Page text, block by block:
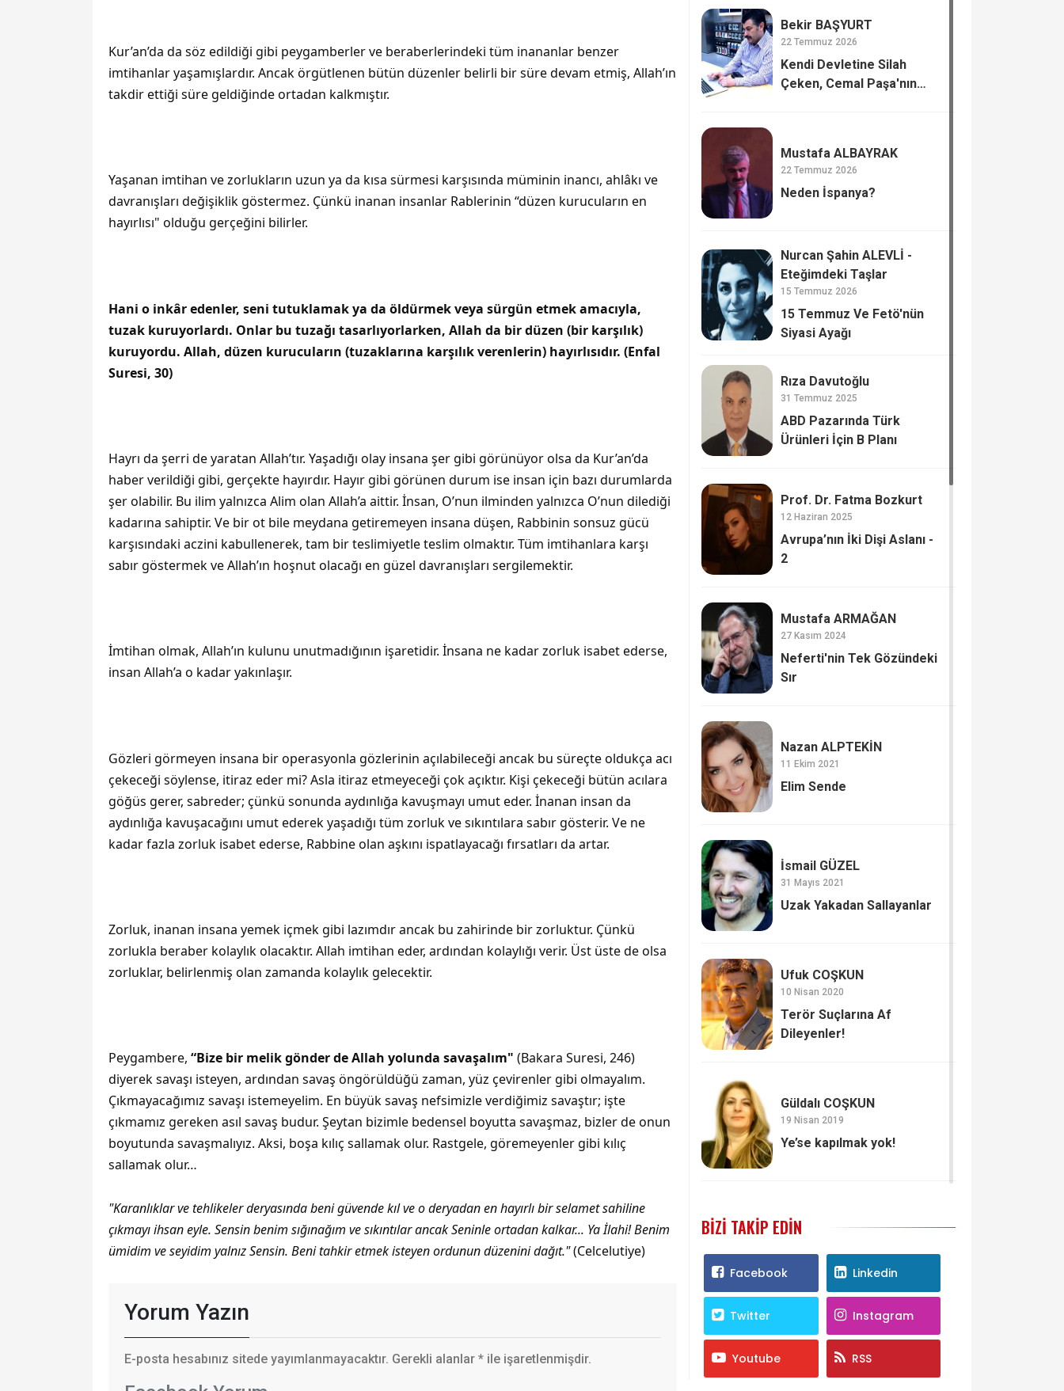
Kur’an’da da söz edildiği gibi peygamberler ve beraberlerindeki tüm inananlar benzer
imtihanlar yaşamışlardır. Ancak örgütlenen bütün düzenler belirli bir süre devam etmiş, Allah’ın
takdir ettiği süre geldiğinde ortadan kalkmıştır.
Yaşanan imtihan ve zorlukların uzun ya da kısa sürmesi karşısında müminin inancı, ahlâkı ve
davranışları değişiklik göstermez. Çünkü inanan insanlar Rablerinin “düzen kurucuların en
hayırlısı" olduğu gerçeğini bilirler.
Hani o inkâr edenler, seni tutuklamak ya da öldürmek veya sürgün etmek amacıyla,
tuzak kuruyorlardı. Onlar bu tuzağı tasarlıyorlarken, Allah da bir düzen (bir karşılık)
kuruyordu. Allah, düzen kurucuların (tuzaklarına karşılık verenlerin) hayırlısıdır. (Enfal
Suresi, 30)
Hayrı da şerri de yaratan Allah’tır. Yaşadığı olay insana şer gibi görünüyor olsa da Kur’an’da
haber verildiği gibi, gerçekte hayırdır. Hayır gibi görünen durum ise insan için bazı durumlarda
şer olabilir. Bu ilim yalnızca Alim olan Allah’a aittir. İnsan, O’nun ilminden yalnızca O’nun dilediği
kadarına sahiptir. Ve bir ot bile meydana getiremeyen insana düşen, Rabbinin sonsuz gücü
karşısındaki aczini kabullenerek, tam bir teslimiyetle teslim olmaktır. Tüm imtihanlara karşı
sabır göstermek ve Allah’ın hoşnut olacağı en güzel davranışları sergilemektir.
İmtihan olmak, Allah’ın kulunu unutmadığının işaretidir. İnsana ne kadar zorluk isabet ederse,
insan Allah’a o kadar yakınlaşır.
Gözleri görmeyen insana bir operasyonla gözlerinin açılabileceği ancak bu süreçte oldukça acı
çekeceği söylense, itiraz eder mi? Asla itiraz etmeyeceği çok açıktır. Kişi çekeceği bütün acılara
göğüs gerer, sabreder; çünkü sonunda aydınlığa kavuşmayı umut eder. İnanan insan da
aydınlığa kavuşacağını umut ederek yaşadığı tüm zorluk ve sıkıntılara sabır gösterir. Ve ne
kadar fazla zorluk isabet ederse, Rabbine olan aşkını ispatlayacağı fırsatları da artar.
Zorluk, inanan insana yemek içmek gibi lazımdır ancak bu zahirinde bir zorluktur. Çünkü
zorlukla beraber kolaylık olacaktır. Allah imtihan eder, ardından kolaylığı verir. Üst üste de olsa
zorluklar, belirlenmiş olan zamanda kolaylık gelecektir.
Peygambere, “Bize bir melik gönder de Allah yolunda savaşalım" (Bakara Suresi, 246)
diyerek savaşı isteyen, ardından savaş öngörüldüğü zaman, yüz çevirenler gibi olmayalım.
Çıkmayacağımız savaşı istemeyelim. En büyük savaş nefsimizle verdiğimiz savaştır; işte
çıkmamız gereken asıl savaş budur. Şeytan bizimle bedensel boyutta savaşmaz, bizler de onun
boyutunda savaşmalıyız. Aksi, boşa kılıç sallamak olur. Rastgele, göremeyenler gibi kılıç
sallamak olur…
"Karanlıklar ve tehlikeler deryasında beni güvende kıl ve o deryadan en hayırlı bir selamet sahiline
çıkmayı ihsan eyle. Sensin benim sığınağım ve sıkıntılar ancak Seninle ortadan kalkar... Ya İlahi! Benim
ümidim ve seyidim yalnız Sensin. Beni tahkir etmek isteyen ordunun düzenini dağıt."(Celcelutiye)
Yorum Yazın
E-posta hesabınız sitede yayımlanmayacaktır. Gerekli alanlar * ile işaretlenmişdir.
Bekir BAŞYURT
22 Temmuz 2026
Kendi Devletine Silah
Çeken, Cemal Paşa'nın
Mustafa ALBAYRAK
22 Temmuz 2026
Neden İspanya?
Nurcan Şahin ALEVLİ -
Eteğimdeki Taşlar
15 Temmuz 2026
15 Temmuz Ve Fetö'nün
Siyasi Ayağı
Rıza Davutoğlu
31 Temmuz 2025
ABD Pazarında Türk
Ürünleri İçin B Planı
Prof. Dr. Fatma Bozkurt
12 Haziran 2025
Avrupa’nın İki Dişi Aslanı -
2
Mustafa ARMAĞAN
27 Kasım 2024
Neferti'nin Tek Gözündeki
Sır
Nazan ALPTEKİN
11 Ekim 2021
Elim Sende
İsmail GÜZEL
31 Mayıs 2021
Uzak Yakadan Sallayanlar
Ufuk COŞKUN
10 Nisan 2020
Terör Suçlarına Af
Dileyenler!
Güldalı COŞKUN
19 Nisan 2019
Ye’se kapılmak yok!
BIZI TAKIP EDIN
Facebook Linkedin
Twitter Instagram
Youtube RSS